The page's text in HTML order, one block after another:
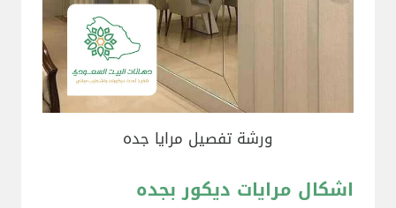
ورشة تفصيل مرايا جده
اشكال مرايات ديكور بجده